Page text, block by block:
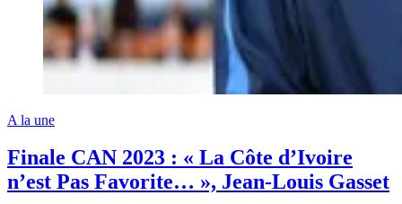
A la une
Finale CAN 2023 : « La Côte d’Ivoire
n’est Pas Favorite… », Jean-Louis Gasset